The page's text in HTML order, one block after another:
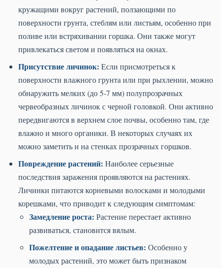
кружащими вокруг растений, ползающими по
поверхности грунта, стеблям или листьям, особенно при
поливе или встряхивании горшка. Они также могут
привлекаться светом и появляться на окнах.
Присутствие личинок: Если присмотреться к
поверхности влажного грунта или при рыхлении, можно
обнаружить мелких (до 5-7 мм) полупрозрачных
червеобразных личинок с черной головкой. Они активно
передвигаются в верхнем слое почвы, особенно там, где
влажно и много органики. В некоторых случаях их
можно заметить и на стенках прозрачных горшков.
Повреждение растений: Наиболее серьезные
последствия заражения проявляются на растениях.
Личинки питаются корневыми волосками и молодыми
корешками, что приводит к следующим симптомам:
Замедление роста: Растение перестает активно
развиваться, становится вялым.
Пожелтение и опадание листьев: Особенно у
молодых растений, это может быть признаком